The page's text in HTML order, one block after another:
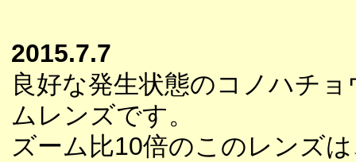
2015.7.7
良好な発生状態のコノハチ
ムレンズです。
ズーム比10倍のこのレンズ